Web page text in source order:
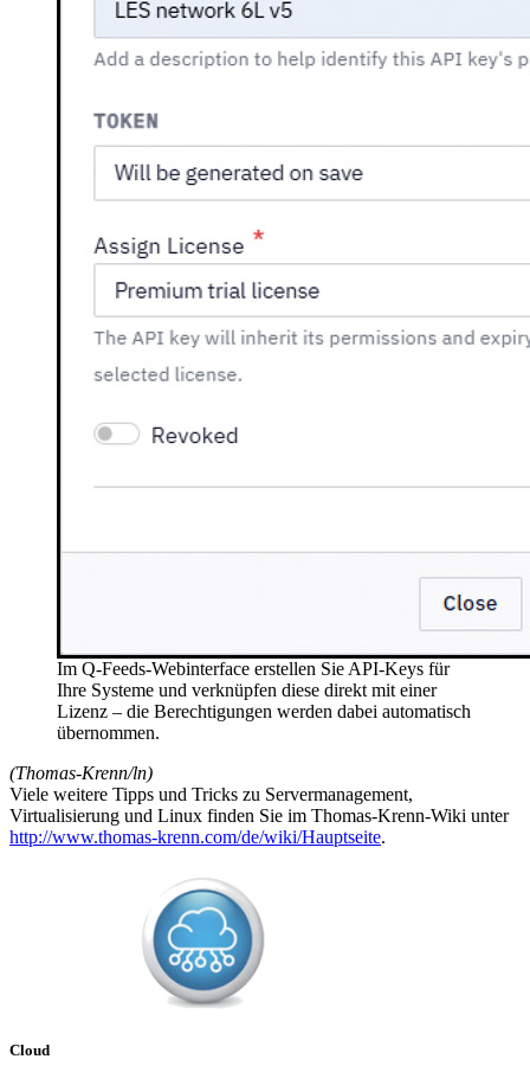
Im Q-Feeds-Webinterface erstellen Sie API-Keys für
Ihre Systeme und verknüpfen diese direkt mit einer
Lizenz – die Berechtigungen werden dabei automatisch
übernommen.
(Thomas-Krenn/ln)
Viele weitere Tipps und Tricks zu Servermanagement,
Virtualisierung und Linux finden Sie im Thomas-Krenn-Wiki unter
http://www.thomas-krenn.com/de/wiki/Hauptseite.
Cloud